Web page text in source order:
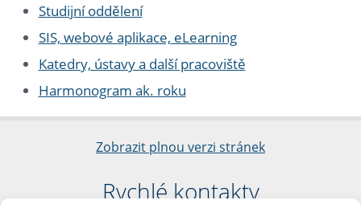
Studijní oddělení
SIS, webové aplikace, eLearning
Katedry, ústavy a další pracoviště
Harmonogram ak. roku
Zobrazit plnou verzi stránek
Rychlé kontakty